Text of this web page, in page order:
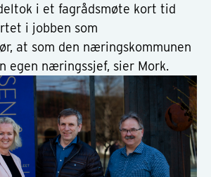
i et fagrådsmøte kort tid
i jobben som
at som den næringskommunen
egen næringssjef, sier Mork.